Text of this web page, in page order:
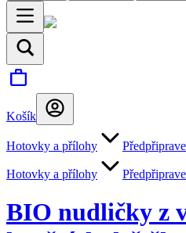
Košík
Hotovky a přílohy
Hotovky a přílohy
BIO nudličky z